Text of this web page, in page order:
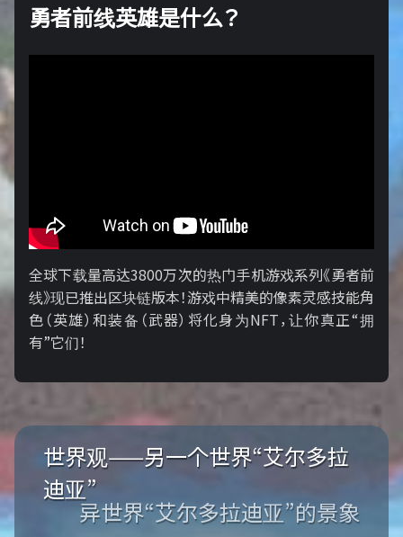
勇者前线英雄是什么？
全球下载量高达3800万次的热门手机游戏系列《勇者前
线》现已推出区块链版本！游戏中精美的像素灵感技能角
色（英雄）和装备（武器）将化身为NFT，让你真正“拥
有”它们！
世界观——另一个世界“艾尔多拉
迪亚”
异世界“艾尔多拉迪亚”的景象